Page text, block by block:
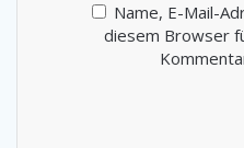
Name, E-Mail-
diesem Browser